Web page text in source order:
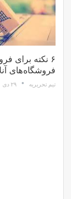
۶ نکته برای
فروشگاه‌های
تیم تحریریه ۲۹ دی